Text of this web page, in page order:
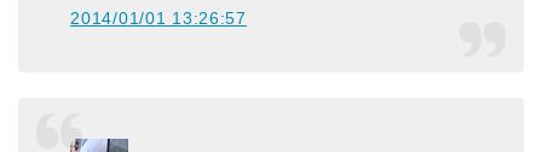
2014/01/01 13:26:57